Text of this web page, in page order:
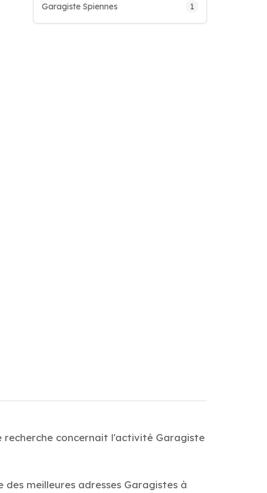
Garagiste Spiennes 1
recherche concernait l'activité Garagiste
meilleures adresses Garagistes à